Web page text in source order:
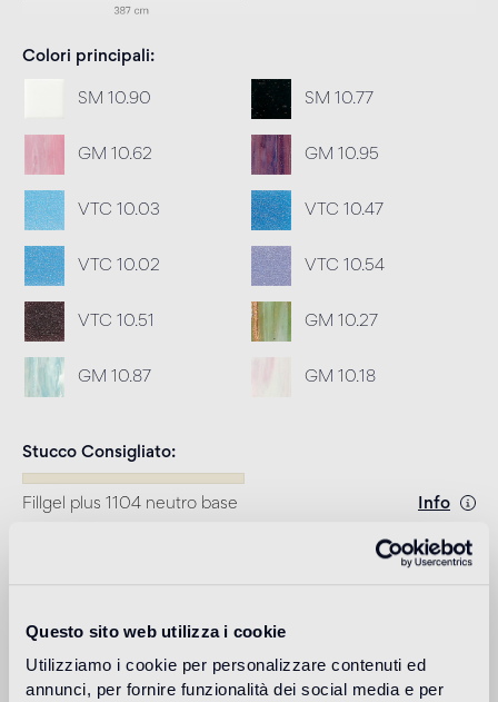
Questo sito web utilizza i cookie
Utilizziamo i cookie per personalizzare contenuti ed
annunci, per fornire funzionalità dei social media e per
Colori principali
SM 10.90 SM 10.77
GM 10.62 GM 10.95
VTC 10.03 VTC 10.47
VTC 10.02 VTC 10.54
VTC 10.51 GM 10.27
GM 10.87 GM 10.18
Stucco Consigliato
Fillgel plus 1104 neutro base Info
Design
fornasetti